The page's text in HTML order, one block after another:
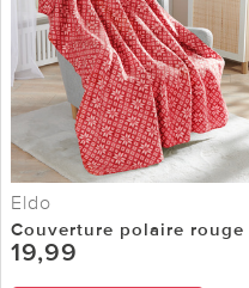
Eldo
Couverture polaire rouge
19,99